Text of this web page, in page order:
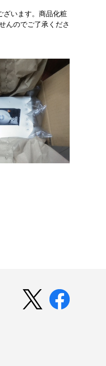
ざいます。商品化粧
んのでご了承くださ